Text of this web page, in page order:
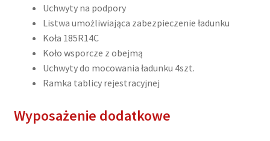
Uchwyty na podpory
Listwa umożliwiająca zabezpieczenie ładunku
Koła 185R14C
Koło wsporcze z obejmą
Uchwyty do mocowania ładunku 4szt.
Ramka tablicy rejestracyjnej
Wyposażenie dodatkowe